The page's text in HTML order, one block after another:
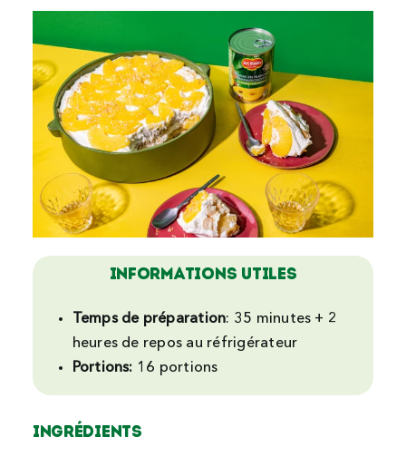
INFORMATIONS UTILES
Temps de préparation: 35 minutes + 2
heures de repos au réfrigérateur
Portions: 16 portions
INGRÉDIENTS